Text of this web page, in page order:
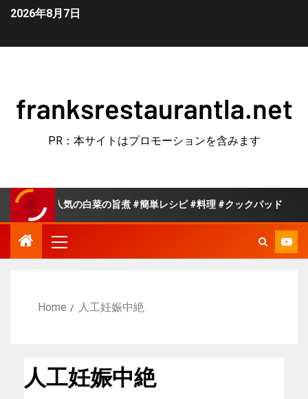
2026年8月7日
franksrestaurantla.net
PR：本サイトはプロモーションを含みます
で人気の白菜の旨煮 #簡単レシピ #料理 #クックパッド
Home 人工妊娠中絶
人工妊娠中絶